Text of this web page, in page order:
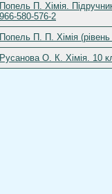
Попель П. Хімія.
966-580-576-2
Попель П. П. Хімія
Русанова О. К. Хімія. 10